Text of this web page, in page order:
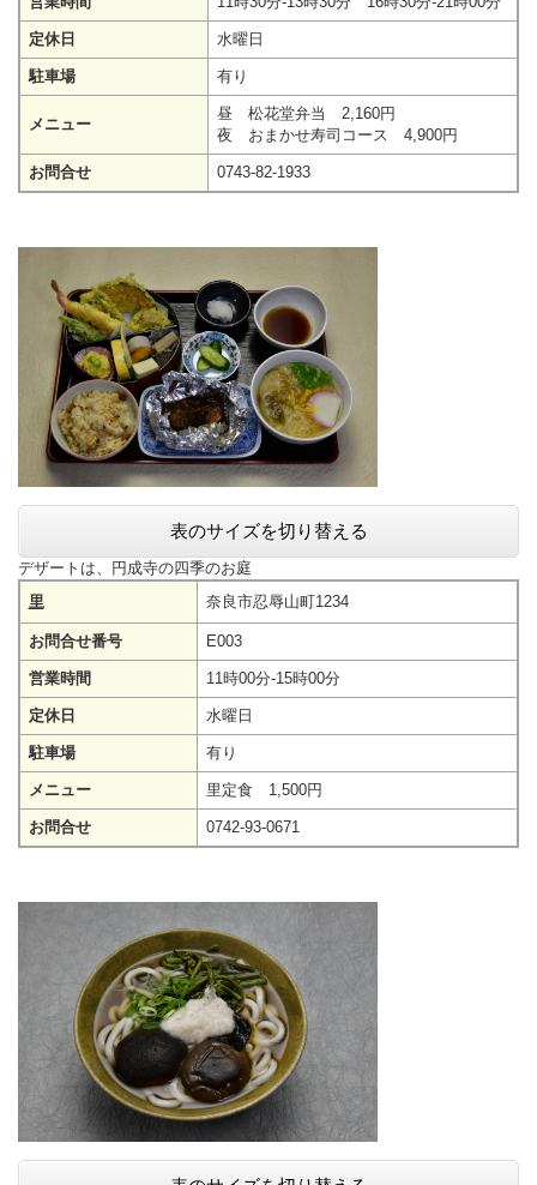
定休日 水曜日
駐車場 有り
メニュー
昼 松花堂弁当 2,160円
夜 おまかせ寿司コース 4,900円
お問合せ 0743-82-1933
表のサイズを切り替える
デザートは、円成寺の四季のお庭
里
奈良市忍辱山町1234
お問合せ番号 E003
営業時間 11時00分-15時00分
定休日 水曜日
駐車場 有り
メニュー 里定食 1,500円
お問合せ 0742-93-0671